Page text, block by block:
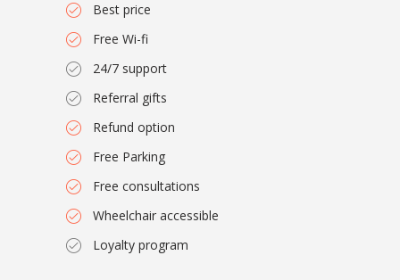
Best price
Free Wi-fi
24/7 support
Referral gifts
Refund option
Free Parking
Free consultations
Wheelchair accessible
Loyalty program